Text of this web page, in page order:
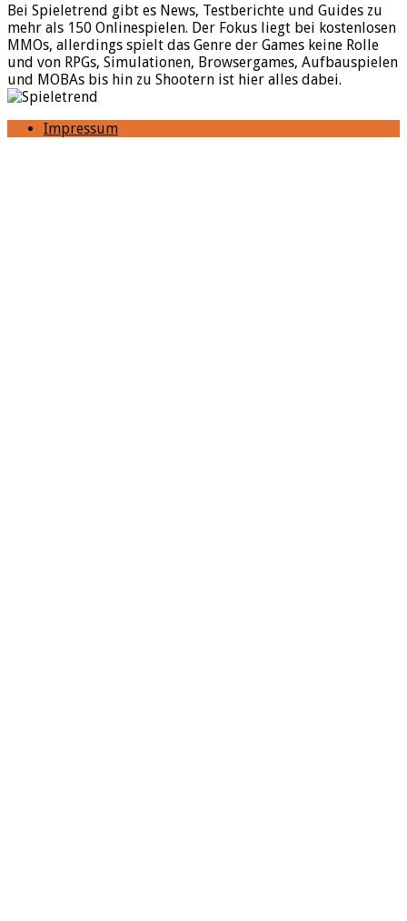
Bei Spieletrend gibt es News, Testberichte und Guides zu
mehr als 150 Onlinespielen. Der Fokus liegt bei kostenlosen
MMOs, allerdings spielt das Genre der Games keine Rolle
und von RPGs, Simulationen, Browsergames, Aufbauspielen
und MOBAs bis hin zu Shootern ist hier alles dabei.
Impressum